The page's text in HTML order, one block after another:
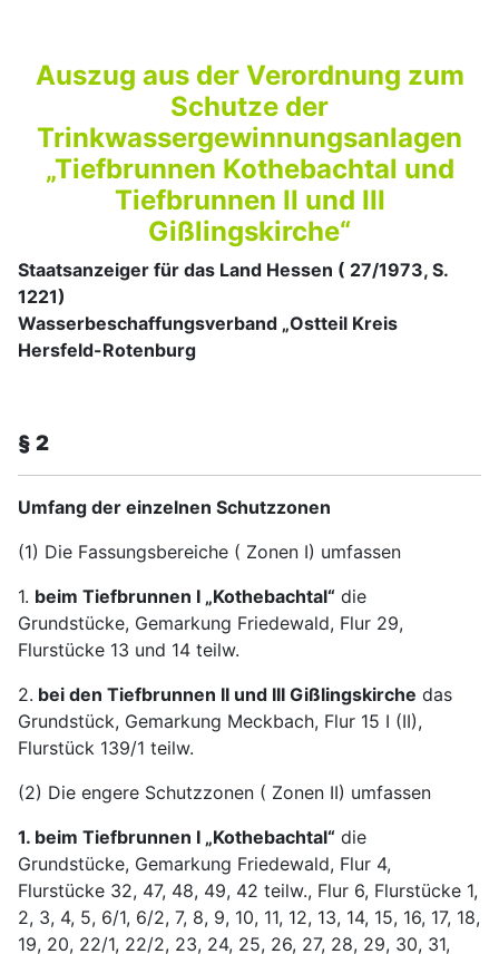
Auszug aus der Verordnung zum
Schutze der
Trinkwassergewinnungsanlagen
„Tiefbrunnen Kothebachtal und
Tiefbrunnen II und III
Gißlingskirche“
Staatsanzeiger für das Land Hessen ( 27/1973, S.
1221)
Wasserbeschaffungsverband „Ostteil Kreis
Hersfeld-Rotenburg
§ 2
Umfang der einzelnen Schutzzonen
(1) Die Fassungsbereiche ( Zonen I) umfassen
1. beim Tiefbrunnen I „Kothebachtal“ die
Grundstücke, Gemarkung Friedewald, Flur 29,
Flurstücke 13 und 14 teilw.
2. bei den Tiefbrunnen II und III Gißlingskirche das
Grundstück, Gemarkung Meckbach, Flur 15 I (II),
Flurstück 139/1 teilw.
(2) Die engere Schutzzonen ( Zonen II) umfassen
1. beim Tiefbrunnen I „Kothebachtal“ die
Grundstücke, Gemarkung Friedewald, Flur 4,
Flurstücke 32, 47, 48, 49, 42 teilw., Flur 6, Flurstücke 1,
2, 3, 4, 5, 6/1, 6/2, 7, 8, 9, 10, 11, 12, 13, 14, 15, 16, 17, 18,
19, 20, 22/1, 22/2, 23, 24, 25, 26, 27, 28, 29, 30, 31,